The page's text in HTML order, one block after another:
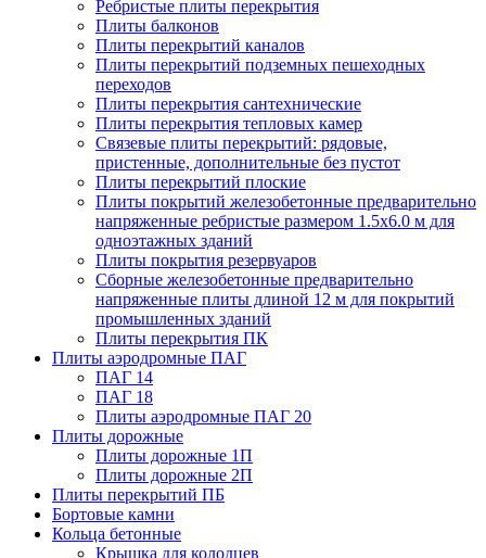
Ребристые плиты перекрытия
Плиты балконов
Плиты перекрытий каналов
Плиты перекрытий подземных пешеходных
переходов
Плиты перекрытия сантехнические
Плиты перекрытия тепловых камер
Связевые плиты перекрытий: рядовые,
пристенные, дополнительные без пустот
Плиты перекрытий плоские
Плиты покрытий железобетонные предварительно
напряженные ребристые размером 1.5х6.0 м для
одноэтажных зданий
Плиты покрытия резервуаров
Сборные железобетонные предварительно
напряженные плиты длиной 12 м для покрытий
промышленных зданий
Плиты перекрытия ПК
Плиты аэродромные ПАГ
ПАГ 14
ПАГ 18
Плиты аэродромные ПАГ 20
Плиты дорожные
Плиты дорожные 1П
Плиты дорожные 2П
Плиты перекрытий ПБ
Бортовые камни
Кольца бетонные
Крышка для колодцев